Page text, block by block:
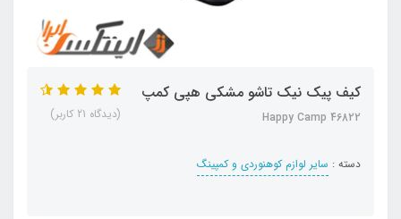
کیف پیک نیک تاشو مشکی هپی کمپ
Happy Camp 46822
دسته : سایر لوازم کوهنوردی و کمپینگ
(دیدگاه 21 کاربر)